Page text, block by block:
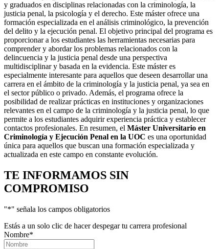
y graduados en disciplinas relacionadas con la criminología, la
justicia penal, la psicología y el derecho. Este máster ofrece una
formación especializada en el análisis criminológico, la prevención
del delito y la ejecución penal. El objetivo principal del programa es
proporcionar a los estudiantes las herramientas necesarias para
comprender y abordar los problemas relacionados con la
delincuencia y la justicia penal desde una perspectiva
multidisciplinar y basada en la evidencia. Este máster es
especialmente interesante para aquellos que deseen desarrollar una
carrera en el ámbito de la criminología y la justicia penal, ya sea en
el sector público o privado. Además, el programa ofrece la
posibilidad de realizar prácticas en instituciones y organizaciones
relevantes en el campo de la criminología y la justicia penal, lo que
permite a los estudiantes adquirir experiencia práctica y establecer
contactos profesionales. En resumen, el Máster Universitario en
Criminología y Ejecución Penal en la UOC es una oportunidad
única para aquellos que buscan una formación especializada y
actualizada en este campo en constante evolución.
TE INFORMAMOS SIN
COMPROMISO
"*" señala los campos obligatorios
Estás a un solo clic de hacer despegar tu carrera profesional
Nombre*